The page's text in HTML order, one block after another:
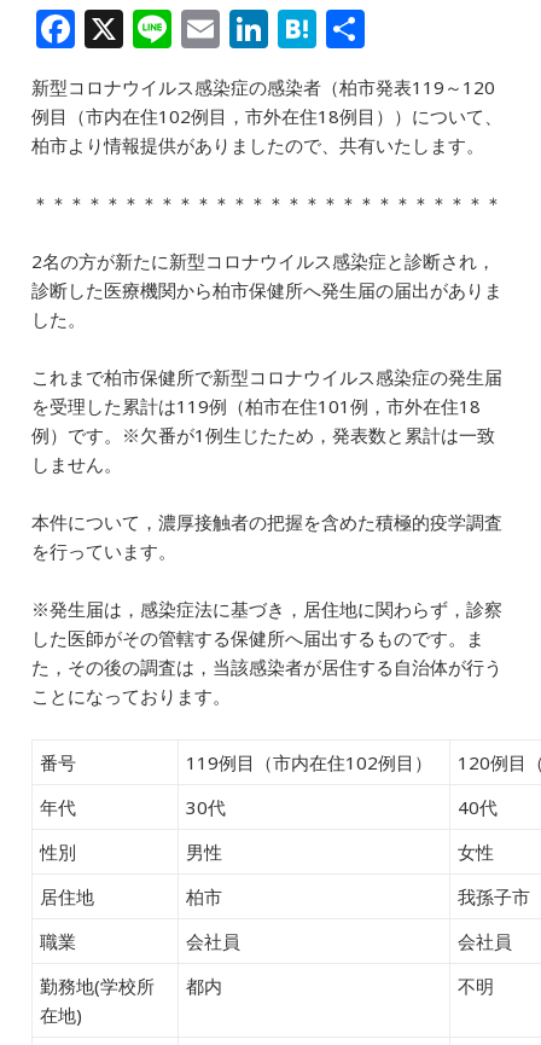
F
c
e
b
o
o
k
X Li
n
e
E
m
ai
l
Li
n
k
e
dI
n
H
at
e
n
a
有
新型コロナウイルス感染症の感染者（柏市発表119～120
例目（市内在住102例目，市外在住18例目））について、
柏市より情報提供がありましたので、共有いたします。
＊＊＊＊＊＊＊＊＊＊＊＊＊＊＊＊＊＊＊＊＊＊＊＊＊＊
2名の方が新たに新型コロナウイルス感染症と診断され，
診断した医療機関から柏市保健所へ発生届の届出がありま
した。
これまで柏市保健所で新型コロナウイルス感染症の発生届
を受理した累計は119例（柏市在住101例，市外在住18
例）です。※欠番が1例生じたため，発表数と累計は一致
しません。
本件について，濃厚接触者の把握を含めた積極的疫学調査
を行っています。
※発生届は，感染症法に基づき，居住地に関わらず，診察
した医師がその管轄する保健所へ届出するものです。ま
た，その後の調査は，当該感染者が居住する自治体が行う
ことになっております。
番号 119例目（市内在住102例目）
120例目
年代
30代
40代
性別
男性
女性
居住地
柏市
我孫子市
職業
会社員
会社員
勤務地(学校所
在地)
都内 不明